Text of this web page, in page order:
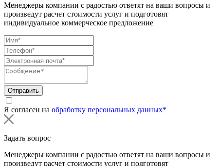
Менеджеры компании с радостью ответят на ваши вопросы и
произведут расчет стоимости услуг и подготовят
индивидуальное коммерческое предложение
Отправить
Я согласен на обработку персональных данных*
Задать вопрос
Менеджеры компании с радостью ответят на ваши вопросы и
произведут расчет стоимости услуг и подготовят